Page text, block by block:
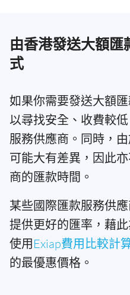
由香港發送大額匯
式
如果你需要發送大額
以尋找安全、收費較
服務供應商。同時，
可能大有差異，因此
商的匯款時間。
某些國際匯款服務供
提供更好的匯率，藉
使用 Exiap費用比較計
的最優惠價格。